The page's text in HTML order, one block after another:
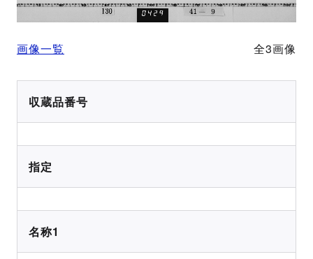
画像一覧 全3画像
収蔵品番号
指定
名称1